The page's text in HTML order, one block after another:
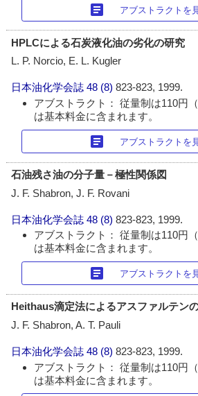
article アブストラクトを
HPLCによる石炭液化油の劣化の研究
L. P. Norcio, E. L. Kugler
日本油化学会誌 48 (8)823-823, 1999.
アブストラクト： 従量制は110円
は基本料金に含まれます。
article アブストラクトを
石油残さ油の分子量－極性関係図
J. F. Shabron, J. F. Rovani
日本油化学会誌 48 (8)823-823, 1999.
アブストラクト： 従量制は110円
は基本料金に含まれます。
article アブストラクトを
Heithaus滴定法によるアスファルテン
J. F. Shabron, A. T. Pauli
日本油化学会誌 48 (8)823-823, 1999.
アブストラクト： 従量制は110円
は基本料金に含まれます。